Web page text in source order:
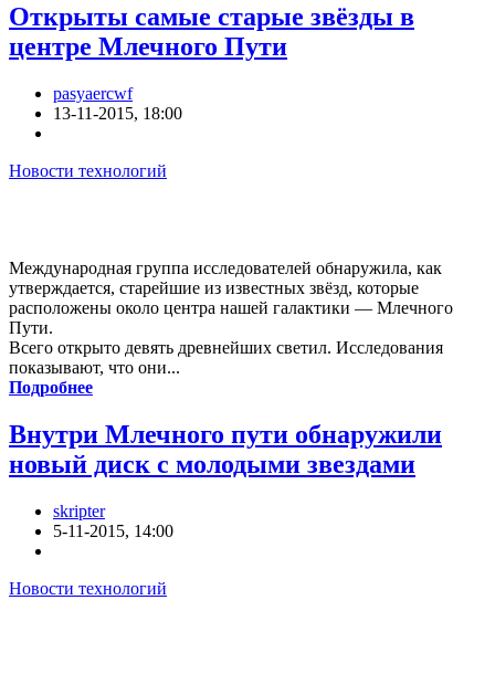
Открыты самые старые звёзды в
центре Млечного Пути
pasyaercwf
13-11-2015, 18:00
Новости технологий
Международная группа исследователей обнаружила, как
утверждается, старейшие из известных звёзд, которые
расположены около центра нашей галактики — Млечного
Пути.
Всего открыто девять древнейших светил. Исследования
показывают, что они...
Подробнее
Внутри Млечного пути обнаружили
новый диск с молодыми звездами
skripter
5-11-2015, 14:00
Новости технологий